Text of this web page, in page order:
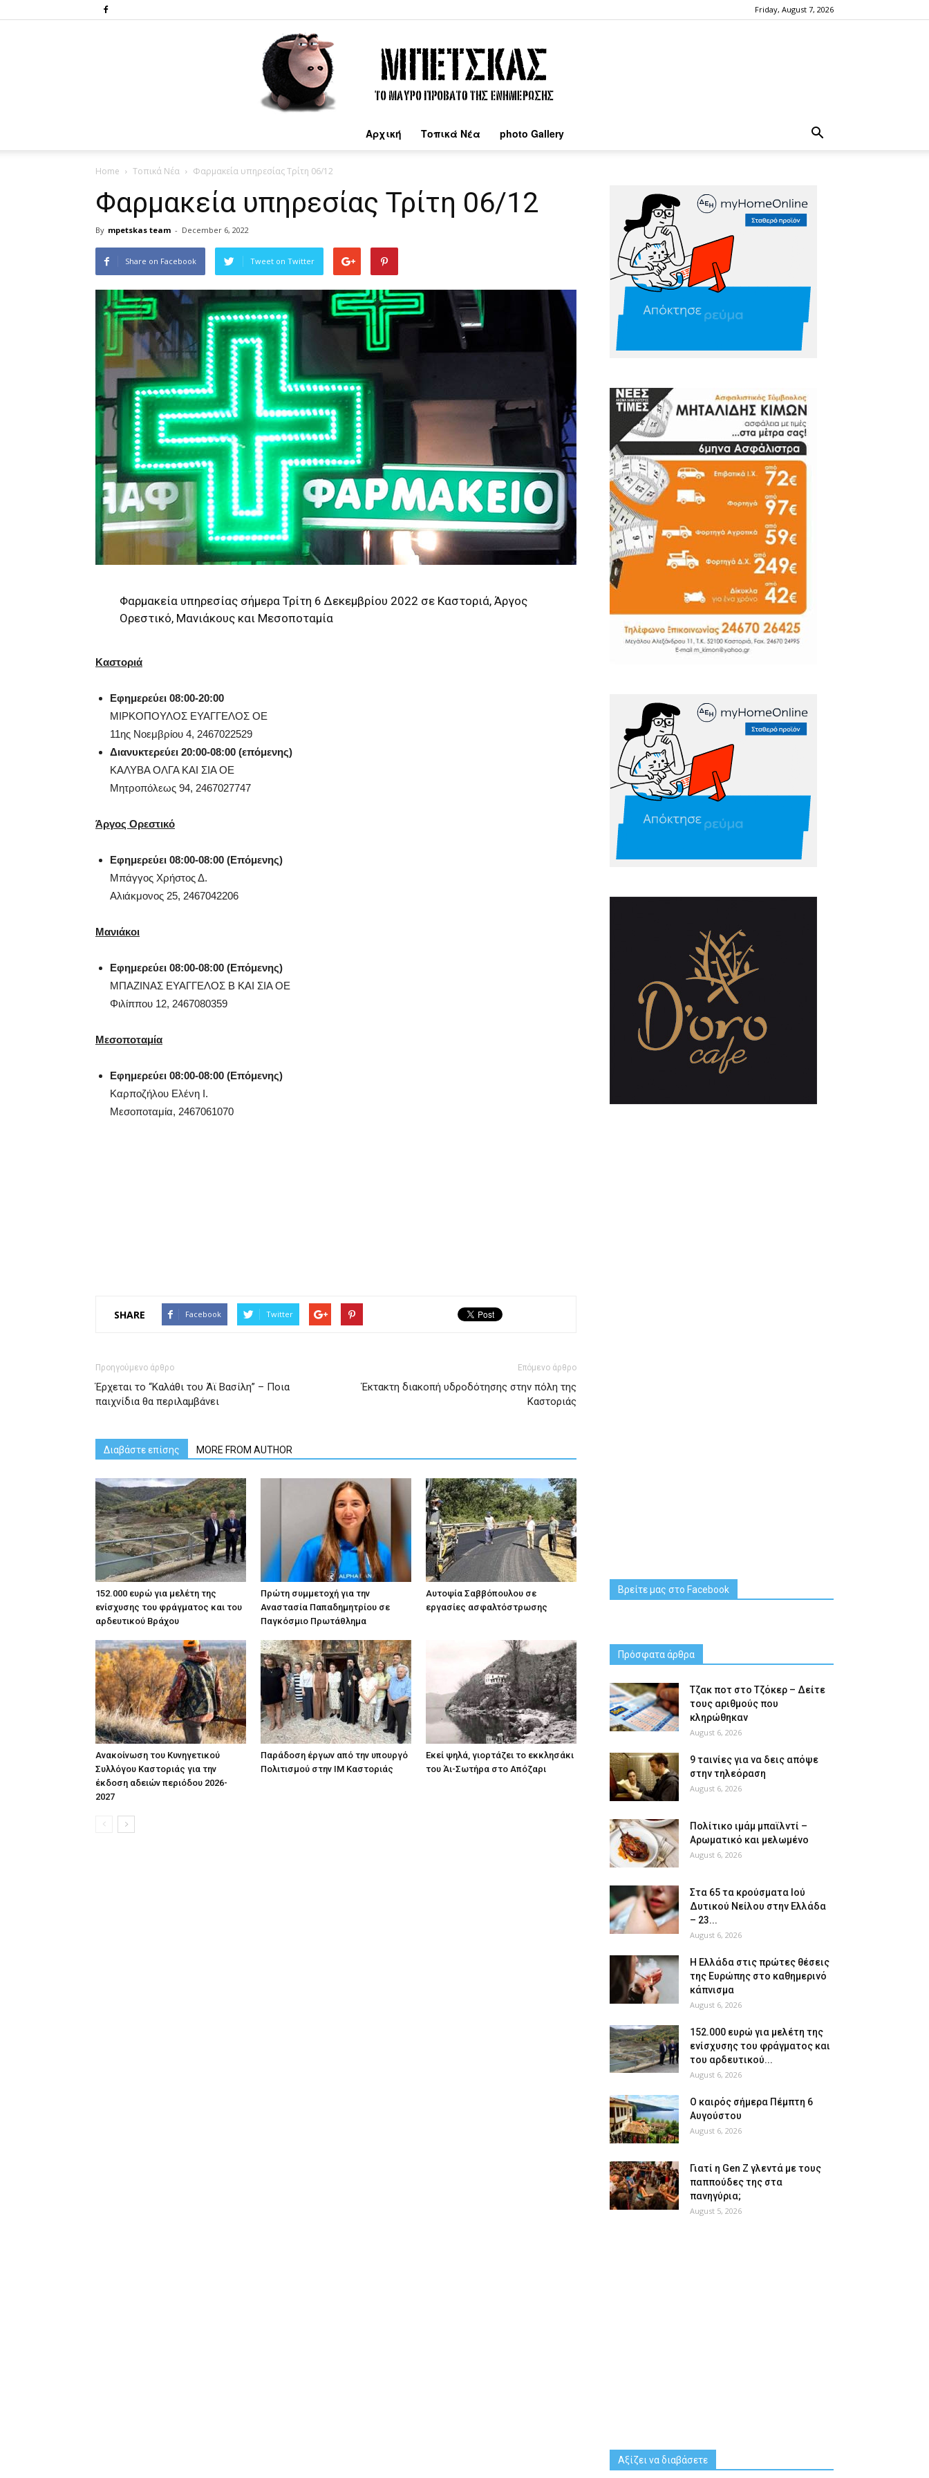
Friday, August 7, 2026
Αρχική Τοπικά Νέα photo Gallery
Home Τοπικά Νέα Φαρμακεία υπηρεσίας Τρίτη 06/12
Φαρμακεία υπηρεσίας Τρίτη 06/12
By mpetskas team - December 6, 2022
Share on Facebook Tweet on Twitter
Φαρμακεία υπηρεσίας σήμερα Τρίτη 6 Δεκεμβρίου 2022 σε Καστοριά, Άργος
Ορεστικό, Μανιάκους και Μεσοποταμία
Καστοριά
Εφημερεύει 08:00-20:00
ΜΙΡΚΟΠΟΥΛΟΣ ΕΥΑΓΓΕΛΟΣ ΟΕ
11ης Νοεμβρίου 4, 2467022529
Διανυκτερεύει 20:00-08:00 (επόμενης)
ΚΑΛΥΒΑ ΟΛΓΑ ΚΑΙ ΣΙΑ ΟΕ
Μητροπόλεως 94, 2467027747
Άργος Ορεστικό
Εφημερεύει 08:00-08:00 (Επόμενης)
Μπάγγος Χρήστος Δ.
Αλιάκμονος 25, 2467042206
Μανιάκοι
Εφημερεύει 08:00-08:00 (Επόμενης)
ΜΠΑΖΙΝΑΣ ΕΥΑΓΓΕΛΟΣ Β ΚΑΙ ΣΙΑ ΟΕ
Φιλίππου 12, 2467080359
Μεσοποταμία
Εφημερεύει 08:00-08:00 (Επόμενης)
Καρποζήλου Ελένη Ι.
Μεσοποταμία, 2467061070
SHARE Facebook Twitter
Προηγούμενο άρθρο
Έρχεται το “Καλάθι του Άϊ Βασίλη” – Ποια
παιχνίδια θα περιλαμβάνει
Επόμενο άρθρο
Έκτακτη διακοπή υδροδότησης στην πόλη της
Καστοριάς
Διαβάστε επίσης MORE FROM AUTHOR
152.000 ευρώ για μελέτη της
ενίσχυσης του φράγματος και του
αρδευτικού Βράχου
Πρώτη συμμετοχή για την
Αναστασία Παπαδημητρίου σε
Παγκόσμιο Πρωτάθλημα
Αυτοψία Σαββόπουλου σε
εργασίες ασφαλτόστρωσης
Ανακοίνωση του Κυνηγετικού
Συλλόγου Καστοριάς για την
έκδοση αδειών περιόδου 2026-
2027
Παράδοση έργων από την υπουργό
Πολιτισμού στην ΙΜ Καστοριάς
Εκεί ψηλά, γιορτάζει το εκκλησάκι
του Άι-Σωτήρα στο Απόζαρι
Βρείτε μας στο Facebook
Πρόσφατα άρθρα
Tζακ ποτ στο Τζόκερ – Δείτε
τους αριθμούς που
κληρώθηκαν
August 6, 2026
9 ταινίες για να δεις απόψε
στην τηλεόραση
August 6, 2026
Πολίτικο ιμάμ μπαϊλντί –
Αρωματικό και μελωμένο
August 6, 2026
Στα 65 τα κρούσματα Ιού
Δυτικού Νείλου στην Ελλάδα
– 23...
August 6, 2026
Η Ελλάδα στις πρώτες θέσεις
της Ευρώπης στο καθημερινό
κάπνισμα
August 6, 2026
152.000 ευρώ για μελέτη της
ενίσχυσης του φράγματος και
του αρδευτικού...
August 6, 2026
Ο καιρός σήμερα Πέμπτη 6
Αυγούστου
August 6, 2026
Γιατί η Gen Z γλεντά με τους
παππούδες της στα
πανηγύρια;
August 5, 2026
Αξίζει να διαβάσετε